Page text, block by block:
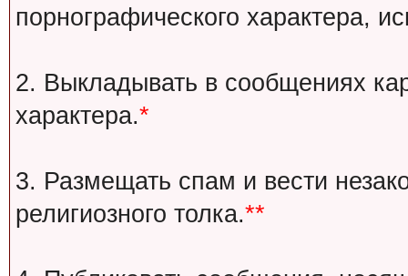
порнографического характера,
2. Выкладывать в сообщениях
характера.*
3. Размещать спам и вести
религиозного толка.**